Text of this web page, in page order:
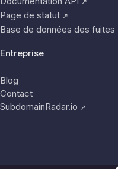
Page de statut ↗
Base de données des fuites
Entreprise
Blog
Contact
SubdomainRadar.io ↗